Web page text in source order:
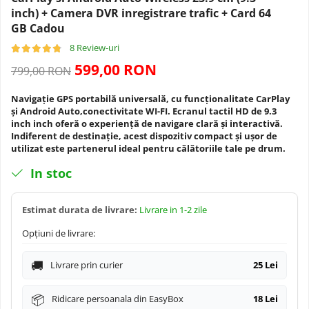
Navigatii Dacia
Navigatii Peugeot
Navigatii Audi
Navigatii BMW
Navigatii Mercedes
Navigatii Fiat
Navigatii Nissan
Camera frontala
inch) + Camera DVR inregistrare trafic + Card 64
GB Cadou
8 Review-uri
799,00 RON 599,00 RON
Navigație GPS portabilă universală, cu funcționalitate CarPlay
și Android Auto,conectivitate WI-FI. Ecranul tactil HD de 9.3
inch inch oferă o experiență de navigare clară și interactivă.
Indiferent de destinație, acest dispozitiv compact și ușor de
utilizat este partenerul ideal pentru călătoriile tale pe drum.
In stoc
Estimat durata de livrare: Livrare in 1-2 zile
Opțiuni de livrare:
Livrare prin curier 25 Lei
Ridicare persoanala din EasyBox 18 Lei